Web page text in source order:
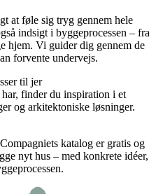
at føle sig tryg gennem hele
indsigt i byggeprocessen – fra
hjem. Vi guider dig gennem de
forvente undervejs.
til jer
finder du inspiration i et
og arkitektoniske løsninger.
katalog er gratis og
nyt hus – med konkrete idéer,